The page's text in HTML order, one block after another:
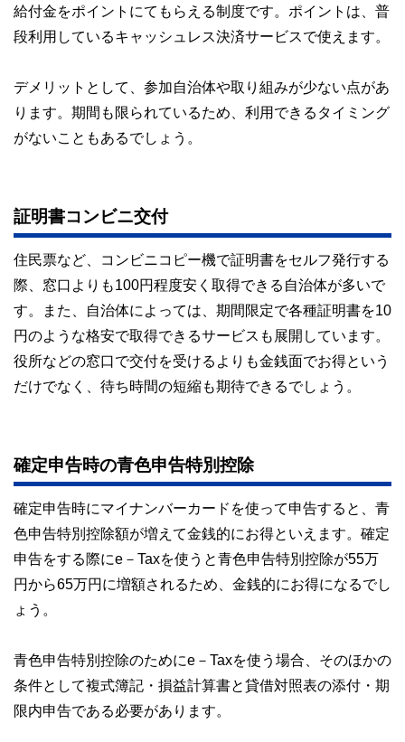
給付金をポイントにてもらえる制度です。ポイントは、普
段利用しているキャッシュレス決済サービスで使えます。
デメリットとして、参加自治体や取り組みが少ない点があ
ります。期間も限られているため、利用できるタイミング
がないこともあるでしょう。
証明書コンビニ交付
住民票など、コンビニコピー機で証明書をセルフ発行する
際、窓口よりも100円程度安く取得できる自治体が多いで
す。また、自治体によっては、期間限定で各種証明書を10
円のような格安で取得できるサービスも展開しています。
役所などの窓口で交付を受けるよりも金銭面でお得という
だけでなく、待ち時間の短縮も期待できるでしょう。
確定申告時の青色申告特別控除
確定申告時にマイナンバーカードを使って申告すると、青
色申告特別控除額が増えて金銭的にお得といえます。確定
申告をする際にe－Taxを使うと青色申告特別控除が55万
円から65万円に増額されるため、金銭的にお得になるでし
ょう。
青色申告特別控除のためにe－Taxを使う場合、そのほかの
条件として複式簿記・損益計算書と貸借対照表の添付・期
限内申告である必要があります。